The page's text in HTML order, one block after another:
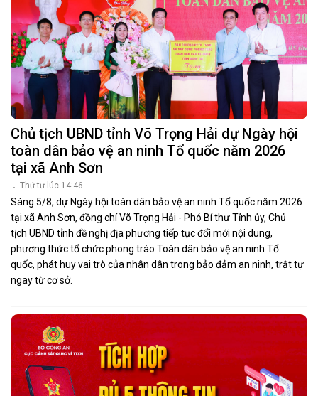
Chủ tịch UBND tỉnh Võ Trọng Hải dự Ngày hội
toàn dân bảo vệ an ninh Tổ quốc năm 2026
tại xã Anh Sơn
Thứ tư lúc 14:46
Sáng 5/8, dự Ngày hội toàn dân bảo vệ an ninh Tổ quốc năm 2026
tại xã Anh Sơn, đồng chí Võ Trọng Hải - Phó Bí thư Tỉnh ủy, Chủ
tịch UBND tỉnh đề nghị địa phương tiếp tục đổi mới nội dung,
phương thức tổ chức phong trào Toàn dân bảo vệ an ninh Tổ
quốc, phát huy vai trò của nhân dân trong bảo đảm an ninh, trật tự
ngay từ cơ sở.